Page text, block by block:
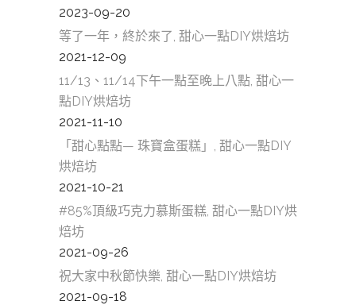
2023-09-20
等了一年，終於來了, 甜心一點DIY烘焙坊
2021-12-09
11/13、11/14下午一點至晚上八點, 甜心一
點DIY烘焙坊
2021-11-10
「甜心點點— 珠寶盒蛋糕」, 甜心一點DIY
烘焙坊
2021-10-21
#85%頂級巧克力慕斯蛋糕, 甜心一點DIY烘
焙坊
2021-09-26
祝大家中秋節快樂, 甜心一點DIY烘焙坊
2021-09-18